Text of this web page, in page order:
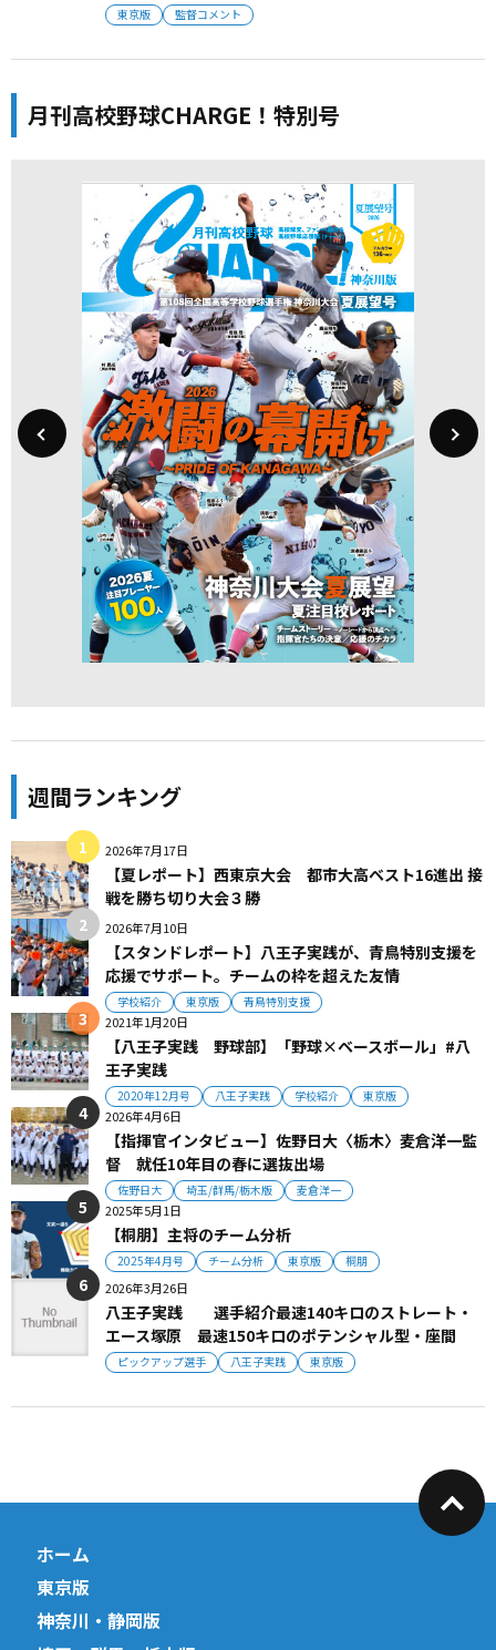
東京版 監督コメント
月刊高校野球CHARGE！特別号
週間ランキング
2026年7月17日
【夏レポート】西東京大会 都市大高ベスト16進出 接
戦を勝ち切り大会３勝
2026年7月10日
【スタンドレポート】八王子実践が、青鳥特別支援を
応援でサポート。チームの枠を超えた友情
学校紹介 東京版 青鳥特別支援
2021年1月20日
【八王子実践 野球部】「野球×ベースボール」#八
王子実践
2020年12月号 八王子実践 学校紹介 東京版
2026年4月6日
【指揮官インタビュー】佐野日大〈栃木〉麦倉洋一監
督 就任10年目の春に選抜出場
佐野日大 埼玉/群馬/栃木版 麦倉洋一
2025年5月1日
【桐朋】主将のチーム分析
2025年4月号 チーム分析 東京版 桐朋
2026年3月26日
八王子実践 選手紹介最速140キロのストレート・
エース塚原 最速150キロのポテンシャル型・座間
ピックアップ選手 八王子実践 東京版
ホーム
東京版
神奈川・静岡版